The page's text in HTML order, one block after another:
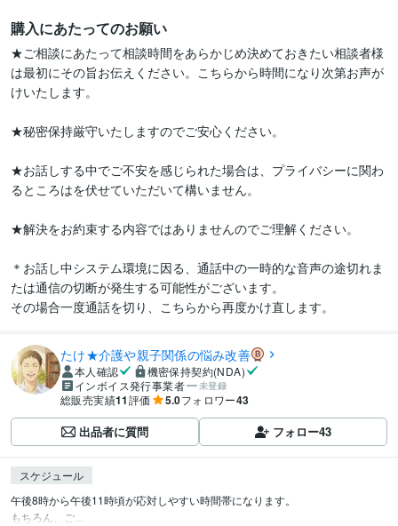
購入にあたってのお願い
★ご相談にあたって相談時間をあらかじめ決めておきたい相談者様
は最初にその旨お伝えください。こちらから時間になり次第お声が
けいたします。
★秘密保持厳守いたしますのでご安心ください。
★お話しする中でご不安を感じられた場合は、プライバシーに関わ
るところはを伏せていただいて構いません。
★解決をお約束する内容ではありませんのでご理解ください。
＊お話し中システム環境に因る、通話中の一時的な音声の途切れま
たは通信の切断が発生する可能性がございます。
その場合一度通話を切り、こちらから再度かけ直します。
たけ★介護や親子関係の悩み改善
本人確認
機密保持契約(NDA)
インボイス発行事業者
未登録
総販売実績11評価 5.0フォロワー43
出品者に質問 フォロー43
スケジュール
午後8時から午後11時頃が応対しやすい時間帯になります。
もちろん、ご...